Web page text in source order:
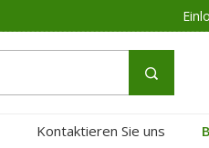
Kontaktieren Sie uns